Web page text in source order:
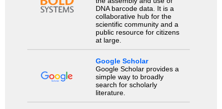
DNA barcode data. It is a
collaborative hub for the
scientific community and a
public resource for citizens
at large.
Google Scholar
Google Scholar provides a
simple way to broadly
search for scholarly
literature.